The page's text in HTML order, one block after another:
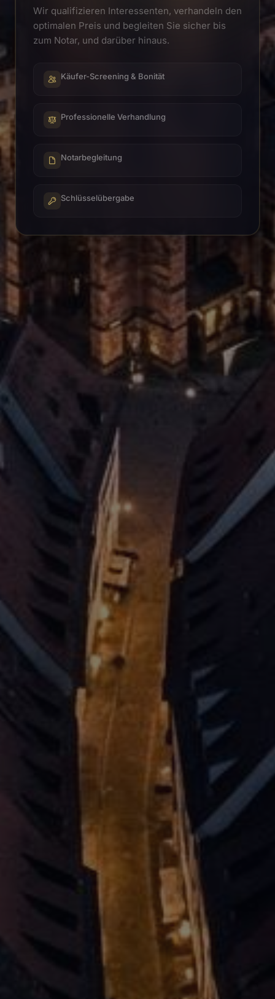
Wir qualifizieren Interessenten, verhandeln den
optimalen Preis und begleiten Sie sicher bis
zum Notar, und darüber hinaus.
Käufer-Screening & Bonität
Professionelle Verhandlung
Notarbegleitung
Schlüsselübergabe